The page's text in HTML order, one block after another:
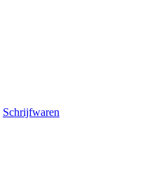
Schrijfwaren